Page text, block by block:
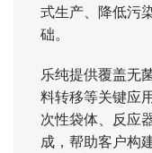
式生产、降低污
础。
乐纯提供覆盖无
料转移等关键应
次性袋体、反应
成，帮助客户构